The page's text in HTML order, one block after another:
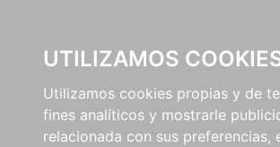
UTILIZAMOS
Utilizamos cookies propias y de
fines analíticos y mostrarle
relacionada con sus preferencias,